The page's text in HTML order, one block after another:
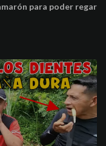
poder regar